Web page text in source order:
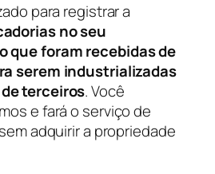
para registrar a
no seu
que foram recebidas de
serem industrializadas
terceiros. Você
e fará o serviço de
adquirir a propriedade